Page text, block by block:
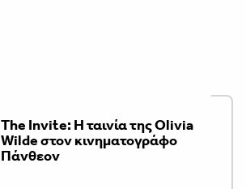
The Invite: Η ταινία της Olivia
Wilde στον κινηματογράφο
Πάνθεον